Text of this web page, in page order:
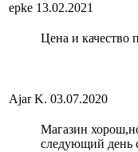
epke 13.02.2021
Цена и качество
Ajar K. 03.07.2020
Магазин
следующий день